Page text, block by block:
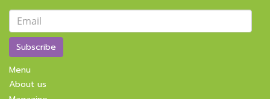
Subscribe
Menu
About us